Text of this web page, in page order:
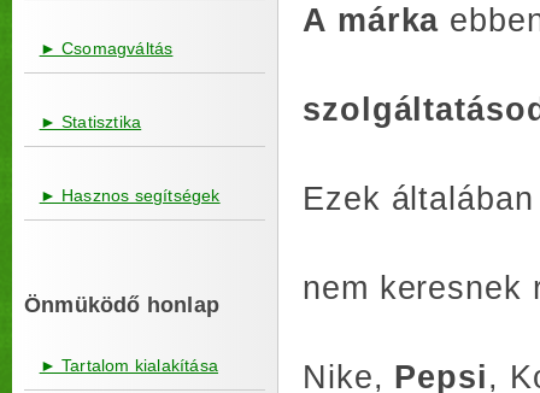
► Csomagváltás
► Statisztika
► Hasznos segítségek
Önmüködő honlap
► Tartalom kialakítása
A márka
Ezek
nem keresnek
Nike, Pepsi,